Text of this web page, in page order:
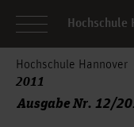
Hochschule
Hochschule Hannover
2011
Ausgabe Nr. 12/